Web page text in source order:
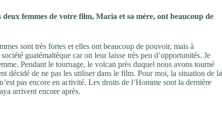
femmes de votre film, Maria et sa mère, ont beaucoup de
sont très fortes et elles ont beaucoup de pouvoir, mais à
guatémaltèque car on leur laisse très peu d’opportunités. Je
Pendant le tournage, le volcan près duquel nous avons tourné
décidé de ne pas les utiliser dans le film. Pour moi, la situation de la
pas encore en activité. Les droits de l’Homme sont la dernière
arrivent encore après.